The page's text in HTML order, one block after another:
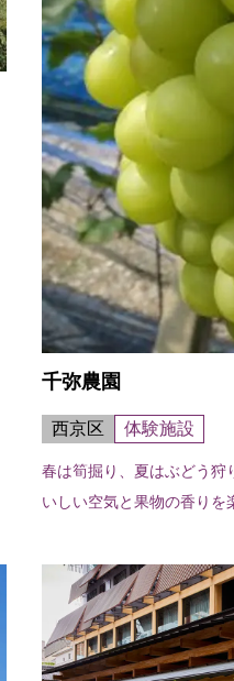
千弥農園
西京区 体験施設
春は筍掘り、夏はぶどう狩
いしい空気と果物の香りを
キューを合わせたコースも